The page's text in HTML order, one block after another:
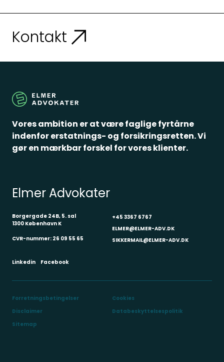
Kontakt
Vores ambition er at være faglige fyrtårne
indenfor erstatnings- og forsikringsretten. Vi
gør en mærkbar forskel for vores klienter.
Elmer Advokater
Borgergade 24B, 5. sal
1300 København K
CVR-nummer: 26 09 55 65
+45 3367 6767
ELMER@ELMER-ADV.DK
SIKKERMAIL@ELMER-ADV.DK
Linkedin Facebook
Forretningsbetingelser
Cookies
Disclaimer
Databeskyttelsespolitik
Sitemap